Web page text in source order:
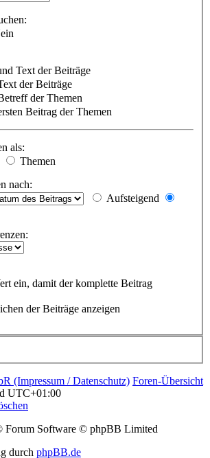
Text der Beiträge
der Beiträge
der Themen
Beitrag der Themen
als:
Themen
nach:
Aufsteigend
ein, damit der komplette Beitrag
der Beiträge anzeigen
(Impressum / Datenschutz) Foren-Übersicht
UTC+01:00
Forum Software © phpBB Limited
durch phpBB.de